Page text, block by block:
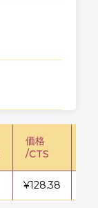
価格
/CTS
¥128.38